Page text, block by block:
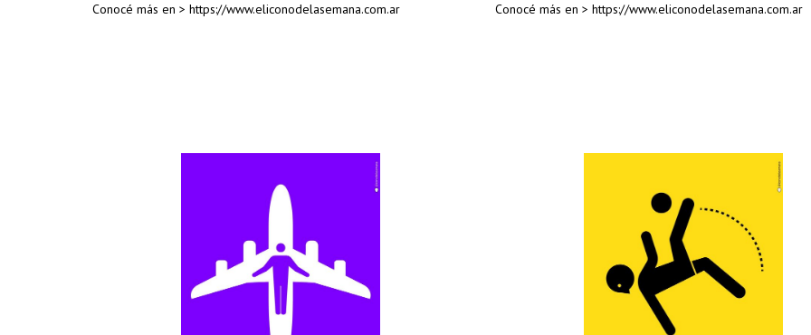
Conocé más en > https://www.eliconodelasemana.com.ar
Conocé más en > https://www.eliconodelasemana.com.ar